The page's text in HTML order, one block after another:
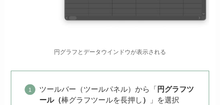
円グラフとデータウインドウが表示される
ツールバー（ツールパネル）から「 円グラフツ
ール（棒グラフツールを長押し ） 」を選択